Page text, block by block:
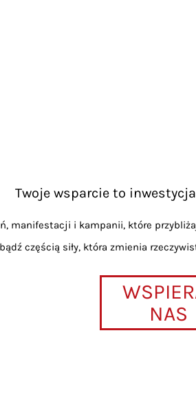
Twoje wsparcie to
manifestacji i kampanii, które
częścią siły, która zmienia
NAS